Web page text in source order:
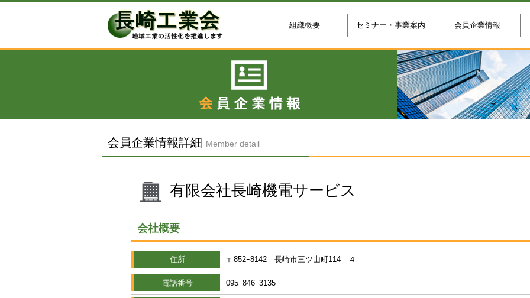
組織概要 セミナー・事業案内 会員企業情報
会員企業情報詳細 Member detail
有限会社長崎機電サービス
会社概要
住所 〒852ｰ8142 長崎市三ツ山町114―４
電話番号 095ｰ846ｰ3135